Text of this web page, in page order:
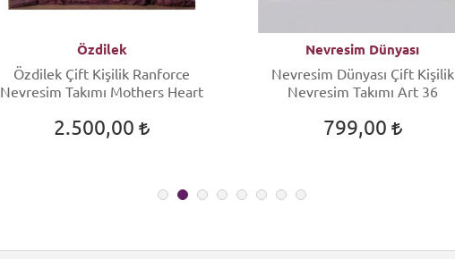
Özdilek
Özdilek Çift Kişilik Ranforce
Nevresim Takımı Mothers Heart
2.500,00
Nevresim Dünyası
Nevresim Dünyası Çift Kişilik
Nevresim Takımı Art 36
799,00